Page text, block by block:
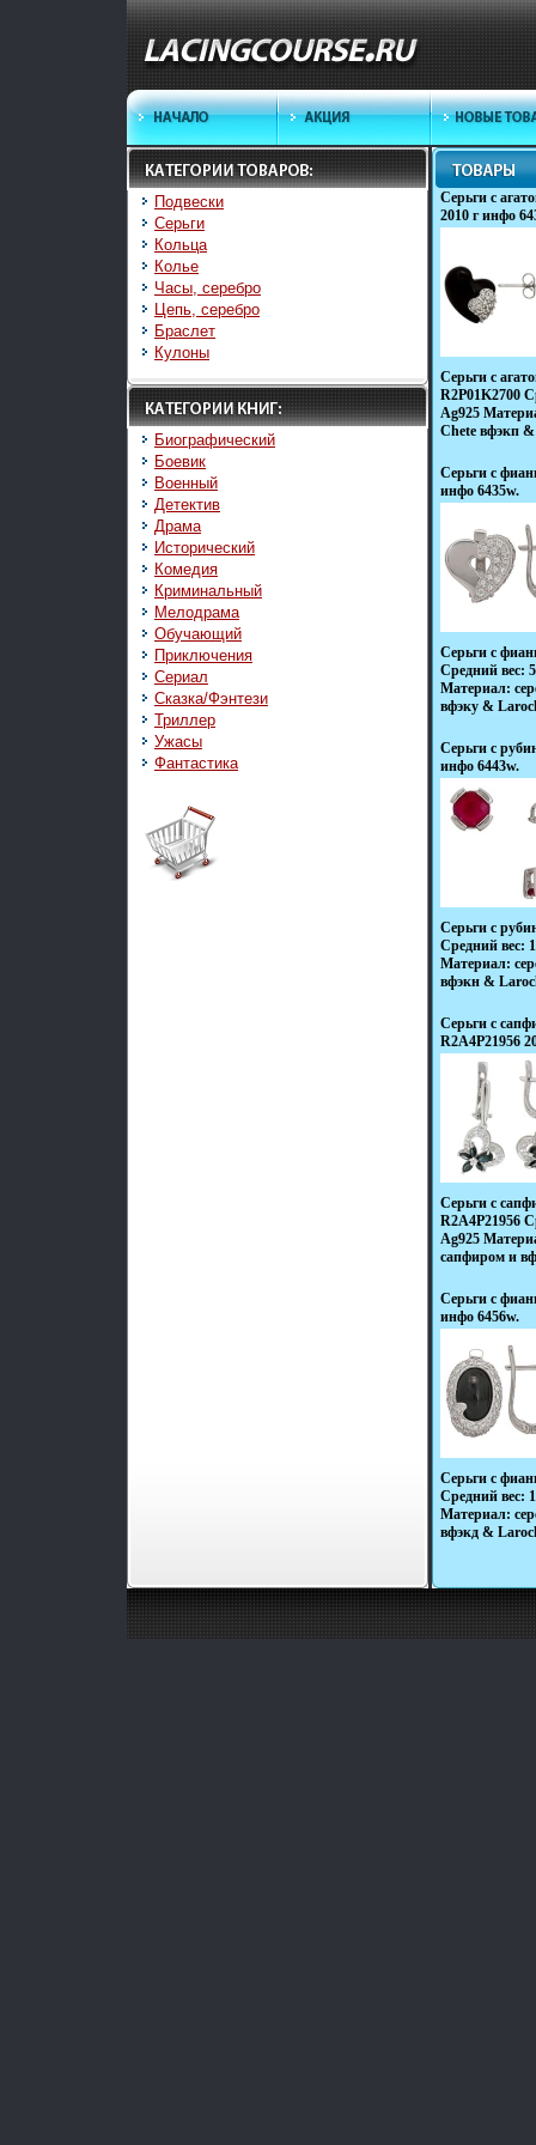
Подвески
Серьги
Кольца
Колье
Часы, серебро
Цепь, серебро
Браслет
Кулоны
Биографический
Боевик
Военный
Детектив
Драма
Исторический
Комедия
Криминальный
Мелодрама
Обучающий
Приключения
Сериал
Сказка/Фэнтези
Триллер
Ужасы
Фантастика
Серьги с
2010 г инфо
Серьги с
R2P01K2700
Ag925
Chete вфэкп
Серьги с
инфо 6435w.
Серьги с
Средний вес:
Материал:
вфэку &
Серьги с
инфо 6443w.
Серьги с
Средний вес:
Материал:
вфэкн &
Серьги с
R2A4P21956
Серьги с
R2A4P21956
Ag925
сапфиром и
Серьги с
инфо 6456w.
Серьги с
Средний вес:
Материал:
вфэкд &